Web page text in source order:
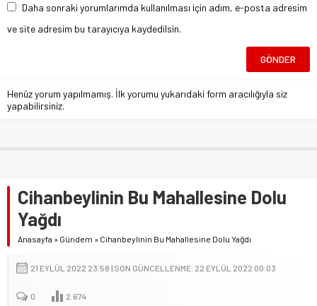
Daha sonraki yorumlarımda kullanılması için adım, e-posta adresim
ve site adresim bu tarayıcıya kaydedilsin.
Henüz yorum yapılmamış. İlk yorumu yukarıdaki form aracılığıyla siz
yapabilirsiniz.
Cihanbeylinin Bu Mahallesine Dolu
Yağdı
Anasayfa » Gündem » Cihanbeylinin Bu Mahallesine Dolu Yağdı
21 EYLÜL 2022 23:58 | SON GÜNCELLENME: 22 EYLÜL 2022 00:03
0 2.674